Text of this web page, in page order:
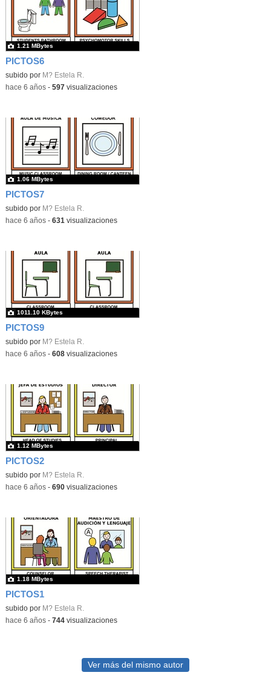
PICTOS6
subido por M? Estela R.
1.21 MBytes
-hace 6 años- 597visualizaciones
PICTOS7
subido por M? Estela R.
1.06 MBytes
-hace 6 años- 631 visualizaciones
PICTOS9
subido por M? Estela R.
1011.10 KBytes
-hace 6 años- 608visualizaciones
PICTOS2
subido por M? Estela R.
1.12 MBytes
-hace 6 años- 690visualizaciones
PICTOS1
subido por M? Estela R.
1.18 MBytes
-hace 6 años- 744visualizaciones
Ver más del mismo autor